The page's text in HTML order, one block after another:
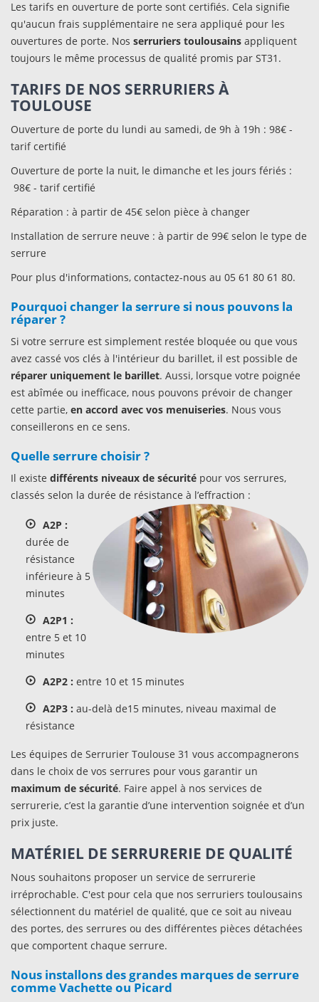
Les tarifs en ouverture de porte sont certifiés. Cela signifie
qu'aucun frais supplémentaire ne sera appliqué pour les
ouvertures de porte. Nos serruriers toulousains appliquent
toujours le même processus de qualité promis par ST31.
TARIFS DE NOS SERRURIERS À
TOULOUSE
Ouverture de porte du lundi au samedi, de 9h à 19h : 98€ -
tarif certifié
Ouverture de porte la nuit, le dimanche et les jours fériés :
98€ - tarif certifié
Réparation : à partir de 45€ selon pièce à changer
Installation de serrure neuve : à partir de 99€ selon le type de
serrure
Pour plus d'informations, contactez-nous au 05 61 80 61 80.
Pourquoi changer la serrure si nous pouvons la
réparer ?
Si votre serrure est simplement restée bloquée ou que vous
avez cassé vos clés à l'intérieur du barillet, il est possible de
réparer uniquement le barillet. Aussi, lorsque votre poignée
est abîmée ou inefficace, nous pouvons prévoir de changer
cette partie, en accord avec vos menuiseries. Nous vous
conseillerons en ce sens.
Quelle serrure choisir ?
Il existe différents niveaux de sécurité pour vos serrures,
classés selon la durée de résistance à l’effraction :
A2P :
durée de
résistance
inférieure à 5
minutes
A2P1 :
entre 5 et 10
minutes
A2P2 : entre 10 et 15 minutes
A2P3 : au-delà de15 minutes, niveau maximal de
résistance
Les équipes de Serrurier Toulouse 31 vous accompagnerons
dans le choix de vos serrures pour vous garantir un
maximum de sécurité. Faire appel à nos services de
serrurerie, c’est la garantie d’une intervention soignée et d’un
prix juste.
MATÉRIEL DE SERRURERIE DE QUALITÉ
Nous souhaitons proposer un service de serrurerie
irréprochable. C'est pour cela que nos serruriers toulousains
sélectionnent du matériel de qualité, que ce soit au niveau
des portes, des serrures ou des différentes pièces détachées
que comportent chaque serrure.
Nous installons des grandes marques de serrure
comme Vachette ou Picard